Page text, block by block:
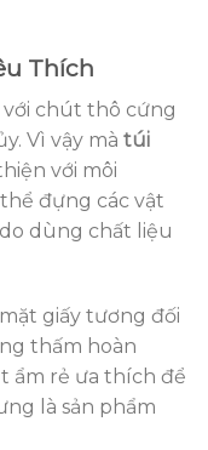
Thích
với chút thô cứng
Vì vậy mà túi
với môi
đựng các vật
dùng chất liệu
giấy tương đối
thấm hoàn
ẩm rẻ ưa thích để
là sản phẩm